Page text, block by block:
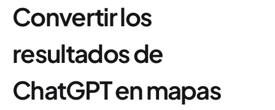
Convertir los
resultados de
ChatGPT en mapas